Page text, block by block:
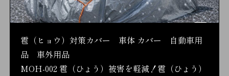
雹（ヒョウ）対策カバー 車体 カバー 自動車用
品 車外用品
MOH-002 雹（ひょう）被害を軽減！雹（ひょう）